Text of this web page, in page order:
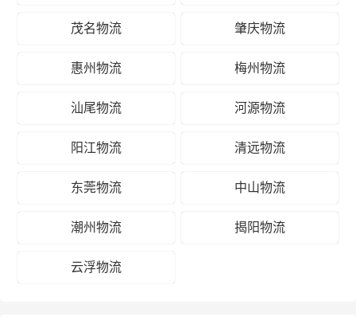
茂名物流 肇庆物流
惠州物流 梅州物流
汕尾物流 河源物流
阳江物流 清远物流
东莞物流 中山物流
潮州物流 揭阳物流
云浮物流